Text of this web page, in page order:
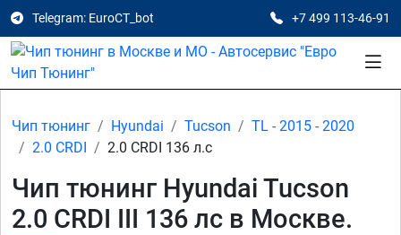
Telegram: EuroCT_bot +7 499 113-46-91
Чип тюнинг Hyundai Tucson
TL - 2015 - 2020
2.0 CRDI
2.0 CRDI 136 л.с
Чип тюнинг Hyundai Tucson
2.0 CRDI III 136 лс в Москве.